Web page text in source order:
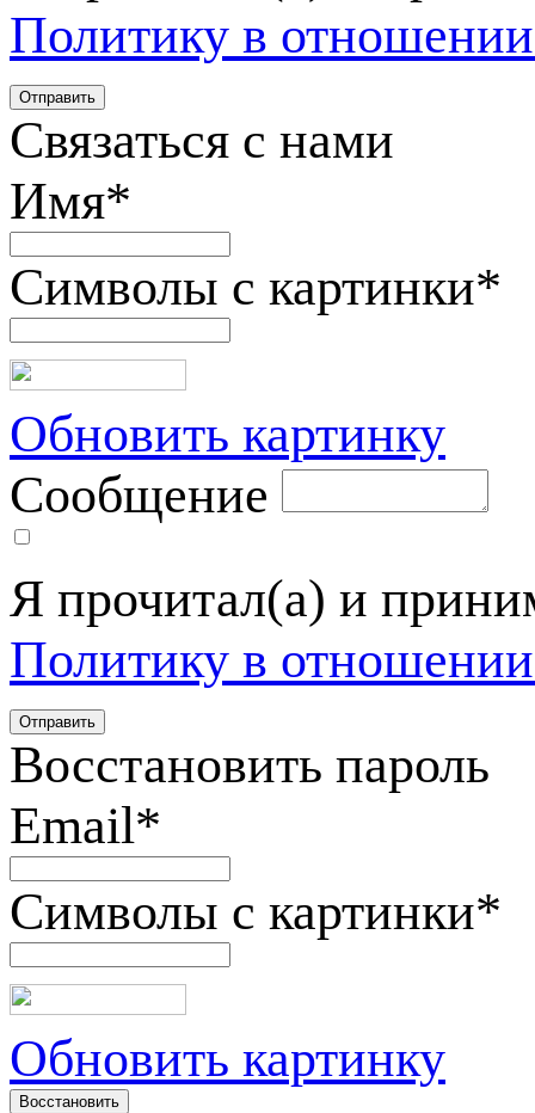
Политику в
Связаться с нами
Имя*
Символы с картинки*
Обновить картинку
Сообщение
Я прочитал(а) и
Политику в
Восстановить пароль
Email*
Символы с картинки*
Обновить картинку